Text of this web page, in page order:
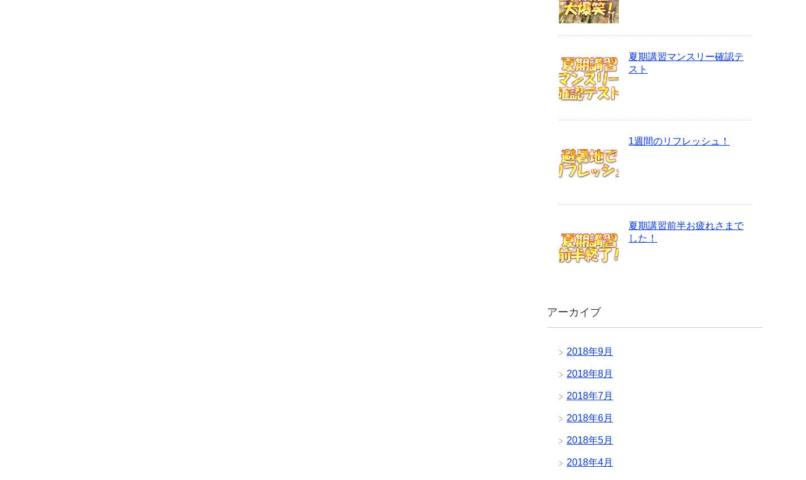
夏期講習マンスリー確認テ
スト
1週間のリフレッシュ！
夏期講習前半お疲れさまで
した！
アーカイブ
2018年9月
2018年8月
2018年7月
2018年6月
2018年5月
2018年4月